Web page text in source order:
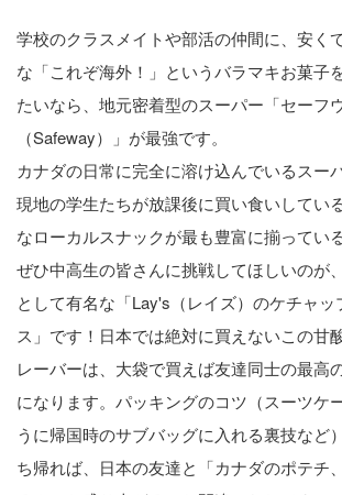
学校のクラスメイトや部活の仲間に、安く
な「これぞ海外！」というバラマキお菓子
たいなら、地元密着型のスーパー「セーフ
（Safeway）」が最強です。
カナダの日常に完全に溶け込んでいるスー
現地の学生たちが放課後に買い食いしてい
なローカルスナックが最も豊富に揃ってい
ぜひ中高生の皆さんに挑戦してほしいのが
として有名な「Lay's（レイズ）のケチャ
ス」です！日本では絶対に買えないこの甘
レーバーは、大袋で買えば友達同士の最高
になります。パッキングのコツ（スーツケ
うに帰国時のサブバッグに入れる裏技など
ち帰れば、日本の友達と「カナダのポテチ